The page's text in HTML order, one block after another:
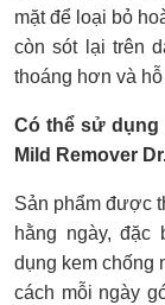
mặt để loại bỏ
còn sót lại trên
thoáng hơn và
Có thể sử dụng
Mild Remover
Sản phẩm được
hằng ngày,
dụng kem chống
cách mỗi ngày